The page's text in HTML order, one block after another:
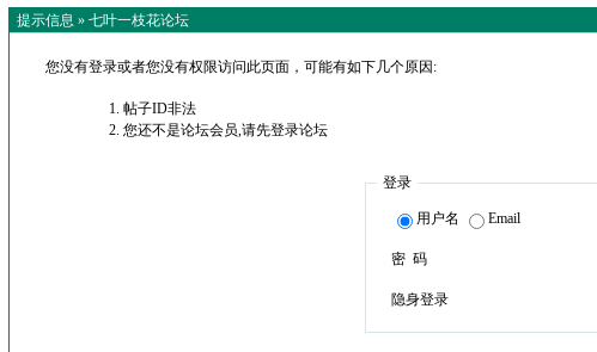
提示信息 » 七叶一枝花论坛
您没有登录或者您没有权限访问此页面，可能有如下几个原因:
帖子ID非法
您还不是论坛会员,请先登录论坛
登录
用户名 Email
密 码
隐身登录